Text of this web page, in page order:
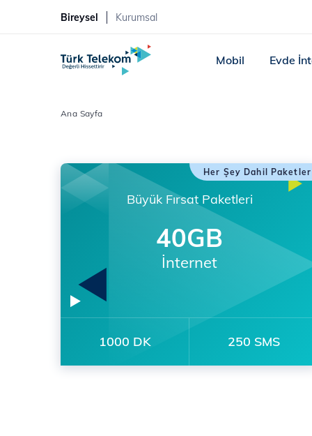
Bireysel Kurumsal
Mobil Evde
Ana Sayfa
Her Şey Dahil Paketler
Büyük Fırsat Paketleri
40GB
İnternet
1000 DK 250 SMS